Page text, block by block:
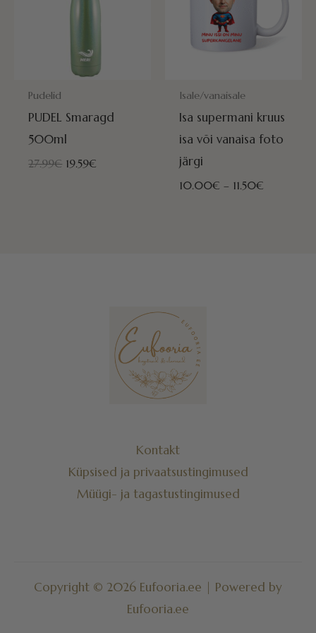
POSTITAMISEKS VALMIS HOMME!
Pudelid
PUDEL Smaragd
500ml
27.99€ 19.59€
POSTITAMISEKS VALMIS
Isale/vanaisale
Isa supermani kruus
isa või vanaisa foto
järgi
10.00€ – 11.50€
Kontakt
Küpsised ja privaatsustingimused
Müügi- ja tagastustingimused
Copyright © 2026 Eufooria.ee | Powered by
Eufooria.ee